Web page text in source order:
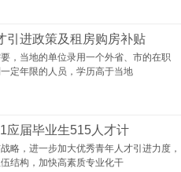
引进政策及租房购房补贴
，当地的单位录用一个外省、市的在职
定年限的人员，学历高于当地
应届毕业生515人才计
略，进一步加大优秀青年人才引进力度，
结构，加快高素质专业化干